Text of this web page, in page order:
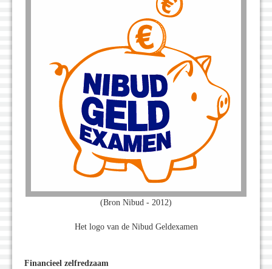
(Bron Nibud - 2012)
Het logo van de Nibud Geldexamen
Financieel zelfredzaam